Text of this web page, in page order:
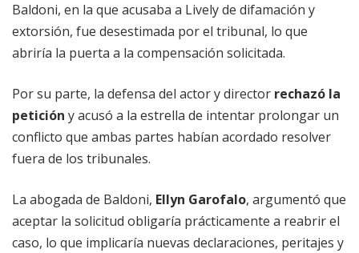
Baldoni, en la que acusaba a Lively de difamación y
extorsión, fue desestimada por el tribunal, lo que
abriría la puerta a la compensación solicitada.
Por su parte, la defensa del actor y director rechazó la
petición y acusó a la estrella de intentar prolongar un
conflicto que ambas partes habían acordado resolver
fuera de los tribunales.
La abogada de Baldoni, Ellyn Garofalo, argumentó que
aceptar la solicitud obligaría prácticamente a reabrir el
caso, lo que implicaría nuevas declaraciones, peritajes y